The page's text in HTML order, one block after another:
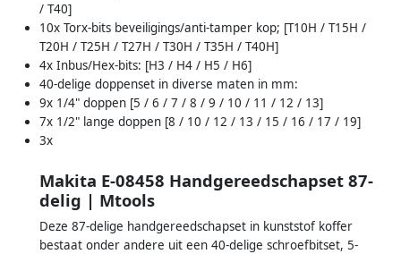
/ T40]
10x Torx-bits beveiligings/anti-tamper kop; [T10H / T15H /
T20H / T25H / T27H / T30H / T35H / T40H]
4x Inbus/Hex-bits: [H3 / H4 / H5 / H6]
40-delige doppenset in diverse maten in mm:
9x 1/4" doppen [5 / 6 / 7 / 8 / 9 / 10 / 11 / 12 / 13]
7x 1/2" lange doppen [8 / 10 / 12 / 13 / 15 / 16 / 17 / 19]
3x
Makita E-08458 Handgereedschapset 87-
delig | Mtools
Deze 87-delige handgereedschapset in kunststof koffer
bestaat onder andere uit een 40-delige schroefbitset, 5-